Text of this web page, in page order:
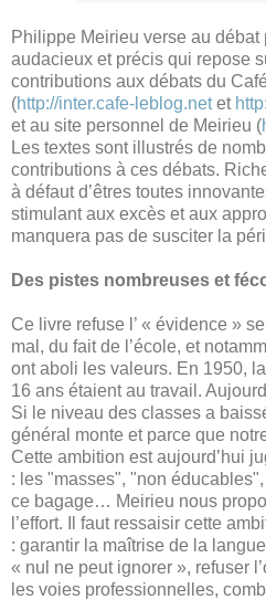
Philippe Meirieu verse au
audacieux et précis qui repose
contributions aux débats du
(http://inter.cafe-leblog.netet
et au site personnel de Meirieu (
Les textes sont illustrés de
contributions à ces débats.
à défaut d’êtres toutes
stimulant aux excès et aux
manquera pas de susciter la
Des pistes nombreuses et
Ce livre refuse l’ « évidence »
mal, du fait de l’école, et
ont aboli les valeurs. En 1950,
16 ans étaient au travail.
Si le niveau des classes a
général monte et parce que
Cette ambition est aujourd’hui
: les "masses", "non
ce bagage… Meirieu nous
l’effort. Il faut ressaisir cette
: garantir la maîtrise de la
« nul ne peut ignorer », refuser
les voies professionnelles,